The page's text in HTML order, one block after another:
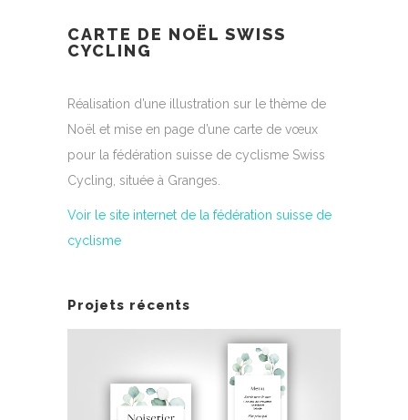
CARTE DE NOËL SWISS
CYCLING
Réalisation d’une illustration sur le thème de
Noël et mise en page d’une carte de vœux
pour la fédération suisse de cyclisme Swiss
Cycling, située à Granges.
Voir le site internet de la fédération suisse de
cyclisme
Projets récents
MENU ET NOM DE TABLE
POUR MARIAGE